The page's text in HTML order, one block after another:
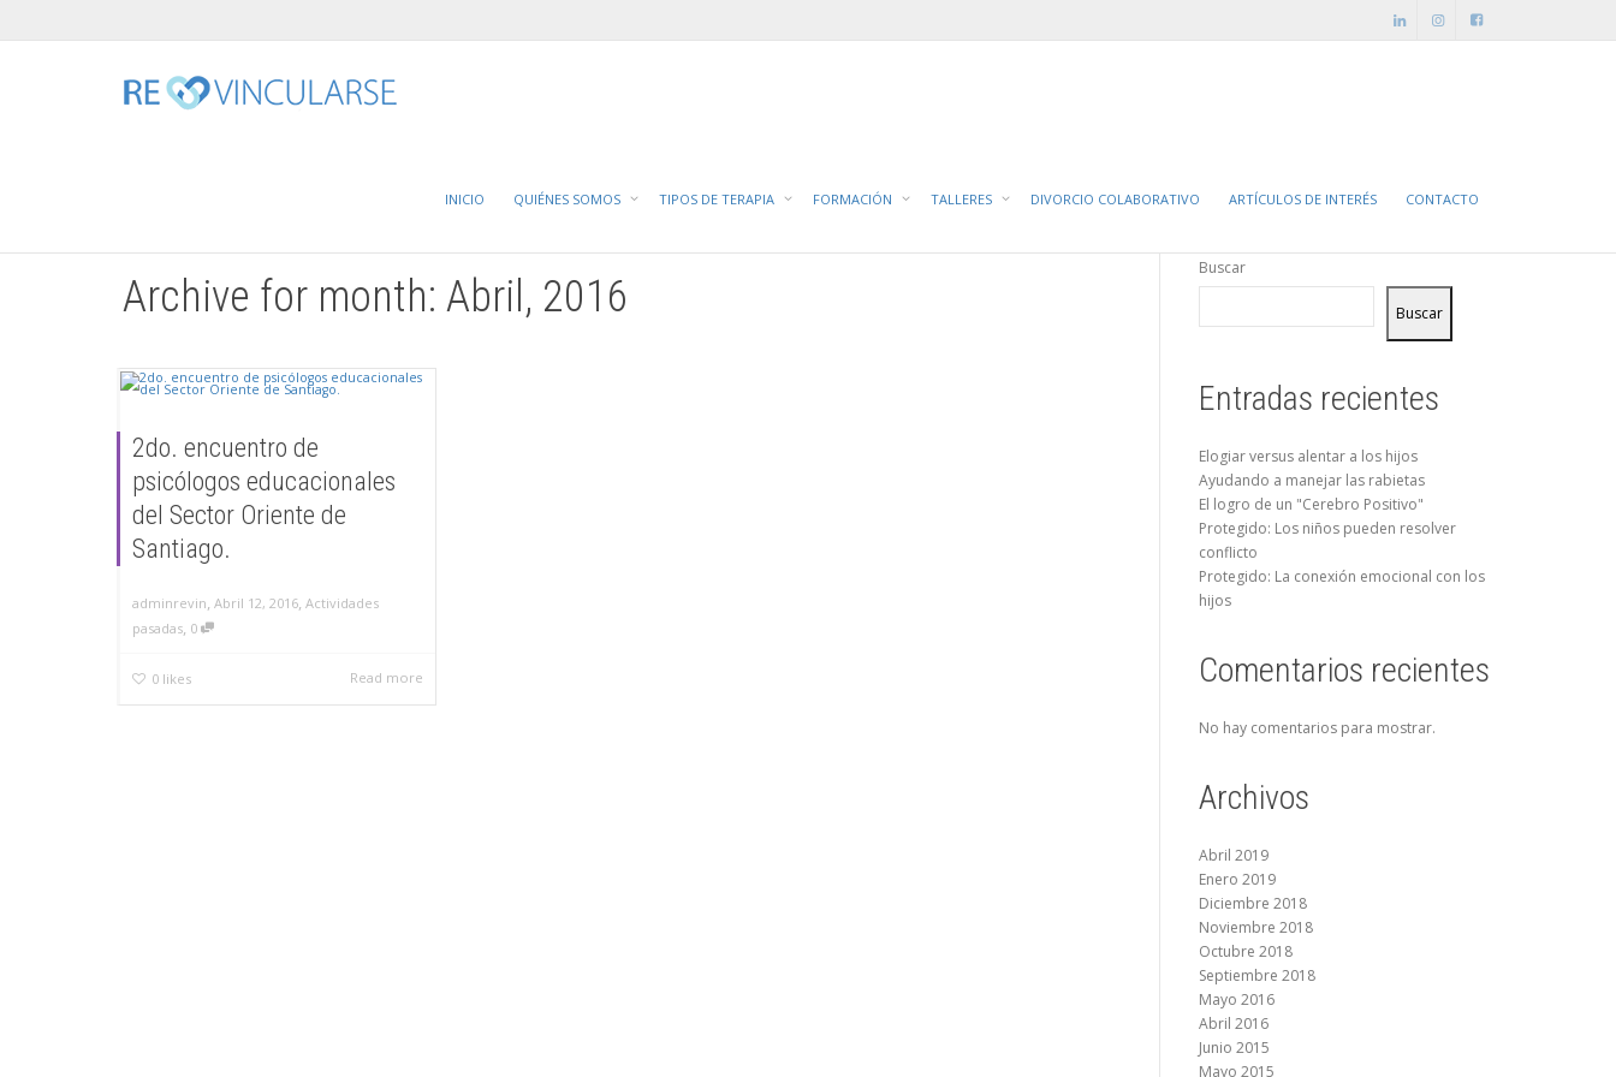
INICIO QUIÉNES SOMOS TIPOS DE TERAPIA FORMACIÓN TALLERES DIVORCIO COLABORATIVO ARTÍCULOS DE INTERÉS CONTACTO
Archive for month: Abril, 2016
2do. encuentro de
psicólogos educacionales
del Sector Oriente de
Santiago.
adminrevin, Abril 12, 2016, Actividades
pasadas, 0
0 likes Read more
Buscar
Buscar
Entradas recientes
Elogiar versus alentar a los hijos
Ayudando a manejar las rabietas
El logro de un "Cerebro Positivo"
Protegido: Los niños pueden resolver
conflicto
Protegido: La conexión emocional con los
hijos
Comentarios recientes
No hay comentarios para mostrar.
Archivos
Abril 2019
Enero 2019
Diciembre 2018
Noviembre 2018
Octubre 2018
Septiembre 2018
Mayo 2016
Abril 2016
Junio 2015
Mayo 2015